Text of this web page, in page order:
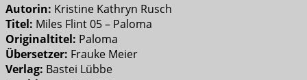
Autorin: Kristine Kathryn Rusch
Titel: Miles Flint 05 – Paloma
Originaltitel: Paloma
Übersetzer: Frauke Meier
Verlag: Bastei Lübbe